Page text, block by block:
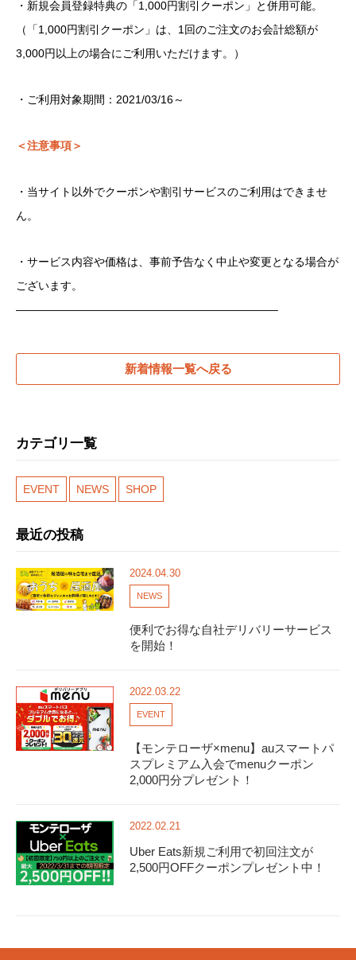
・新規会員登録特典の「1,000円割引クーポン」と併用可能。
（「1,000円割引クーポン」は、1回のご注文のお会計総額が
3,000円以上の場合にご利用いただけます。）
・ご利用対象期間：2021/03/16～
＜注意事項＞
・当サイト以外でクーポンや割引サービスのご利用はできませ
ん。
・サービス内容や価格は、事前予告なく中止や変更となる場合が
ございます。
———————————————————————–
新着情報一覧へ戻る
カテゴリ一覧
EVENT NEWS SHOP
最近の投稿
2024.04.30
NEWS
便利でお得な自社デリバリーサービス
を開始！
2022.03.22
EVENT
【モンテローザ×menu】auスマートパ
スプレミアム入会でmenuクーポン
2,000円分プレゼント！
2022.02.21
Uber Eats新規ご利用で初回注文が
2,500円OFFクーポンプレゼント中！